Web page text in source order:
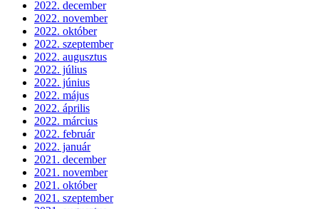
2022. december
2022. november
2022. október
2022. szeptember
2022. augusztus
2022. július
2022. június
2022. május
2022. április
2022. március
2022. február
2022. január
2021. december
2021. november
2021. október
2021. szeptember